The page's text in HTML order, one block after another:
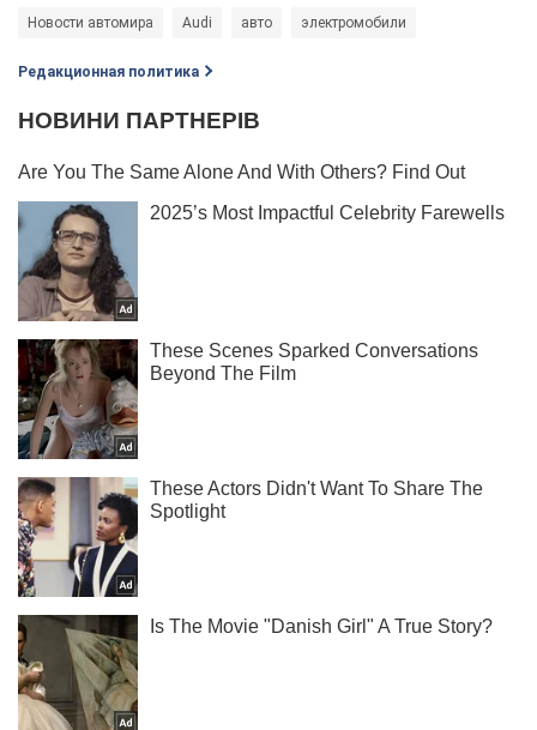
Новости автомира Audi авто электромобили
Редакционная политика